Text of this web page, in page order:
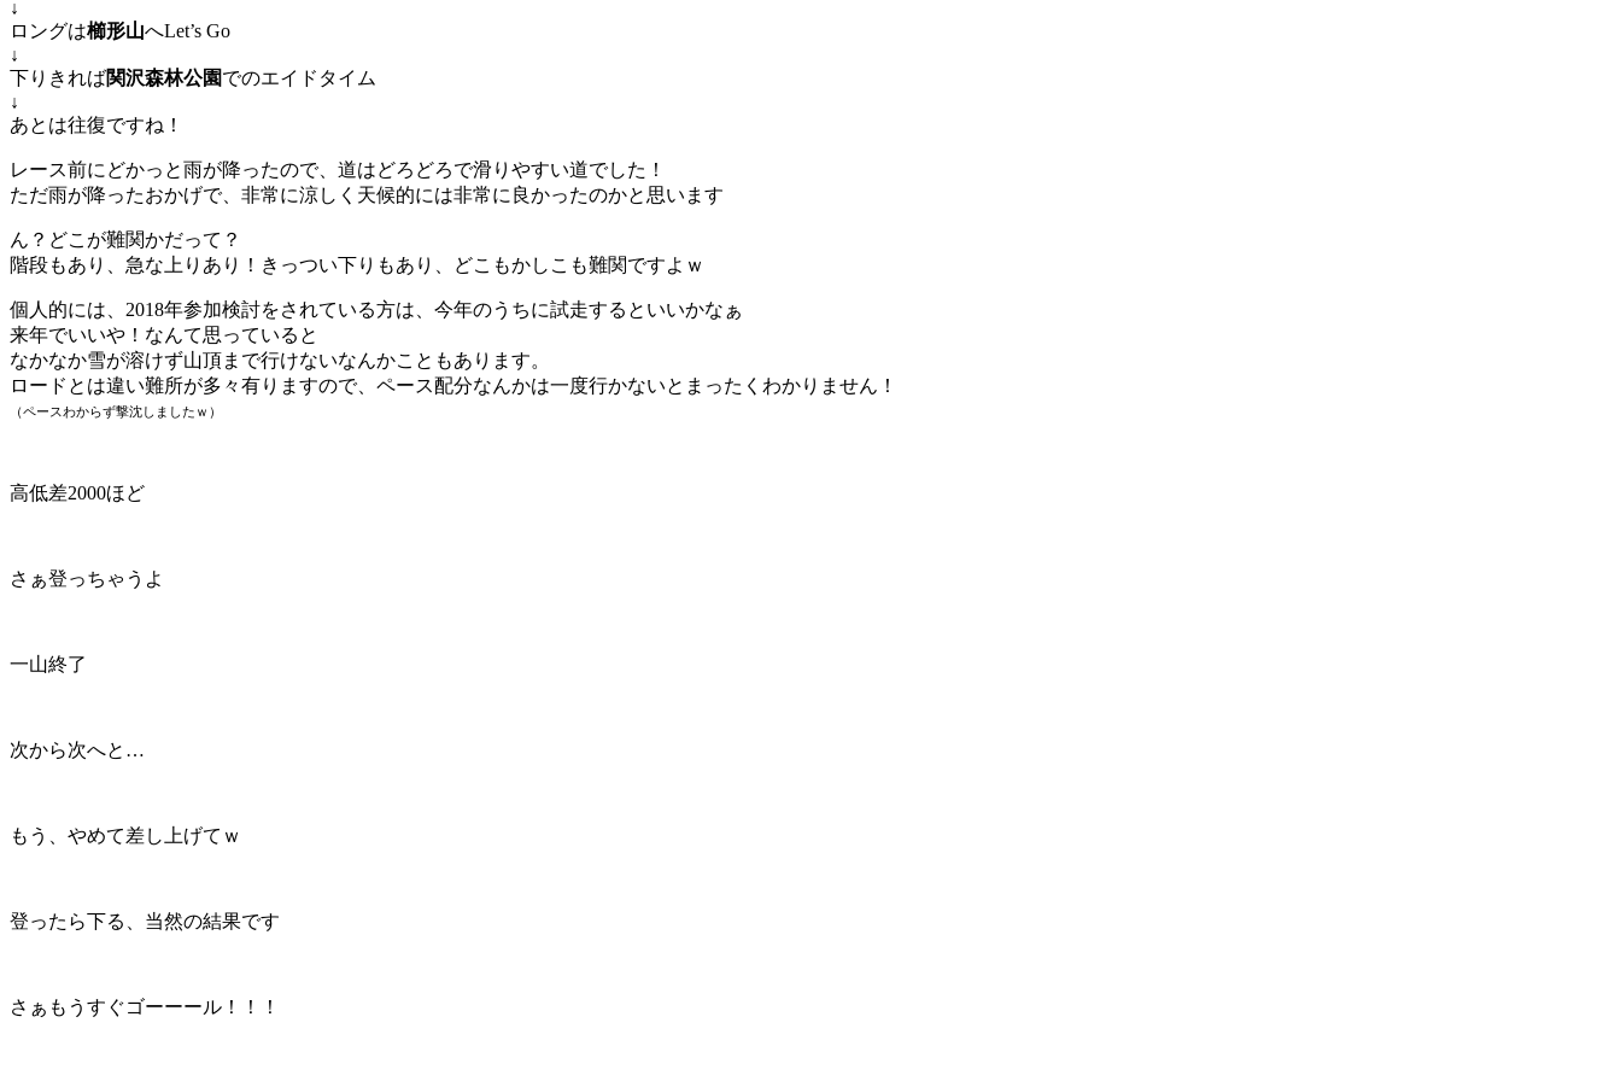
↓
ロングは櫛形山へLet’s Go
↓
下りきれば関沢森林公園でのエイドタイム
↓
あとは往復ですね！
レース前にどかっと雨が降ったので、道はどろどろで滑りやすい道でした！
ただ雨が降ったおかげで、非常に涼しく天候的には非常に良かったのかと思います
ん？どこが難関かだって？
階段もあり、急な上りあり！きっつい下りもあり、どこもかしこも難関ですよｗ
個人的には、2018年参加検討をされている方は、今年のうちに試走するといいかなぁ
来年でいいや！なんて思っていると
なかなか雪が溶けず山頂まで行けないなんかこともあります。
ロードとは違い難所が多々有りますので、ペース配分なんかは一度行かないとまったくわかりません！
（ペースわからず撃沈しましたｗ）
高低差2000ほど
さぁ登っちゃうよ
一山終了
次から次へと…
もう、やめて差し上げてｗ
登ったら下る、当然の結果です
さぁもうすぐゴーーール！！！